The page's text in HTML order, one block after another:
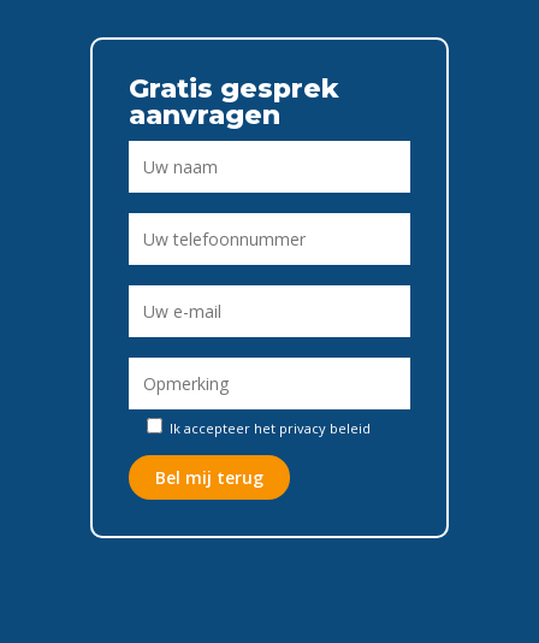
Gratis gesprek
aanvragen
Ik accepteer het privacy beleid